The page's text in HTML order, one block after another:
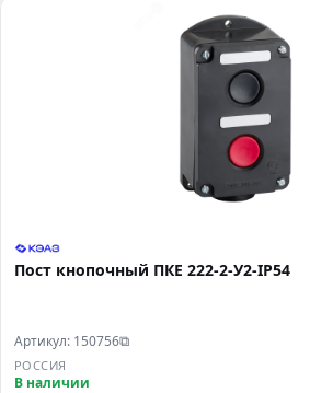
Пост кнопочный ПКЕ 222-2-У2-IP54
Артикул: 150756⧉
РОССИЯ
В наличии